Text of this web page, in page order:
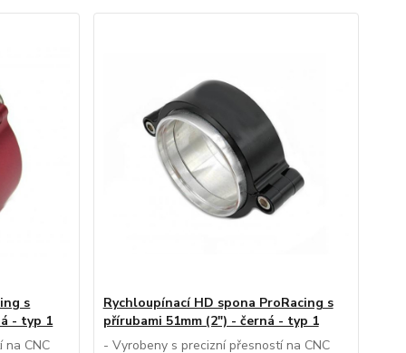
s
- typ 1
na CNC
Rychloupínací HD spona ProRacing s
přírubami 51mm (2") - černá - typ 1
- Vyrobeny s precizní přesností na CNC